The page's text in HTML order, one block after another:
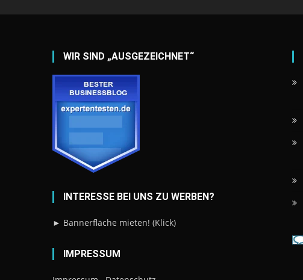
WIR SIND „AUSGEZEICHNET“
INTERESSE BEI UNS ZU WERBEN?
► Bannerfläche mieten! (Klick)
IMPRESSUM